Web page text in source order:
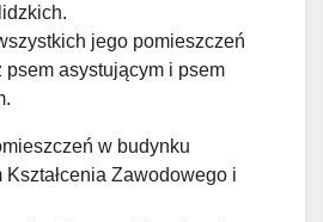
jego pomieszczeń
psem asystującym i psem
w budynku
Zawodowego i